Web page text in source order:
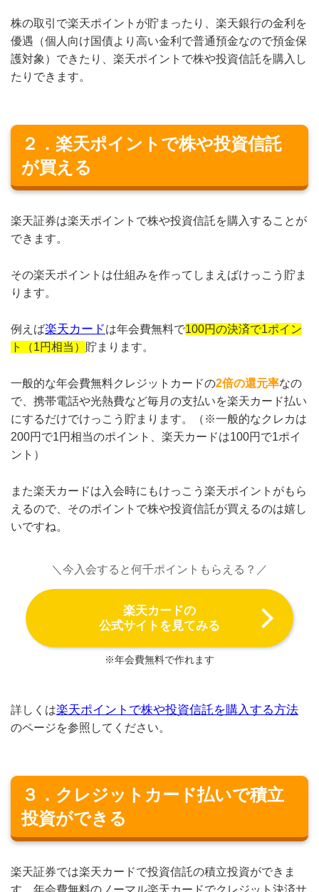
株の取引で楽天ポイントが貯まったり、楽天銀行の金利を
優遇（個人向け国債より高い金利で普通預金なので預金保
護対象）できたり、楽天ポイントで株や投資信託を購入し
たりできます。
２．楽天ポイントで株や投資信託
が買える
楽天証券は楽天ポイントで株や投資信託を購入することが
できます。
その楽天ポイントは仕組みを作ってしまえばけっこう貯ま
ります。
例えば楽天カードは年会費無料で100円の決済で1ポイン
ト（1円相当） 貯まります。
一般的な年会費無料クレジットカードの2倍の還元率なの
で、携帯電話や光熱費など毎月の支払いを楽天カード払い
にするだけでけっこう貯まります。（※一般的なクレカは
200円で1円相当のポイント、楽天カードは100円で1ポイ
ント）
また楽天カードは入会時にもけっこう楽天ポイントがもら
えるので、そのポイントで株や投資信託が買えるのは嬉し
いですね。
＼今入会すると何千ポイントもらえる？／
楽天カードの
公式サイトを見てみる
※年会費無料で作れます
詳しくは楽天ポイントで株や投資信託を購入する方法
のページを参照してください。
３．クレジットカード払いで積立
投資ができる
楽天証券では楽天カードで投資信託の積立投資ができま
す。年会費無料のノーマル楽天カードでクレジット決済サ